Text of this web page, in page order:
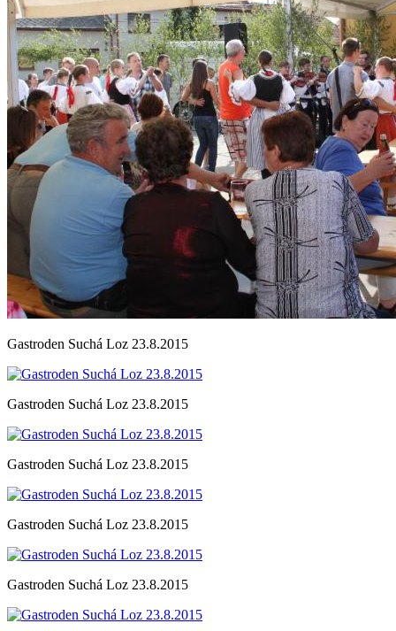
Gastroden Suchá Loz 23.8.2015
Gastroden Suchá Loz 23.8.2015
Gastroden Suchá Loz 23.8.2015
Gastroden Suchá Loz 23.8.2015
Gastroden Suchá Loz 23.8.2015